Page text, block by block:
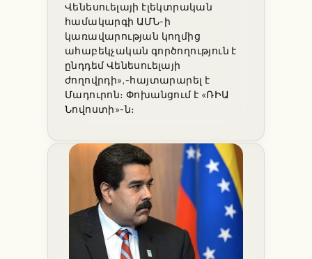
Վենեսուելայի էլեկտրական
համակարգի ԱՄՆ-ի
կառավարության կողմից
ահաբեկչական գործողություն է
ընդդեմ Վենեսուելայի
ժողովրդի»,-հայտարարել է
Մադուրոն։ Փոխանցում է «ՌԻԱ
Նովոստի»-ն։